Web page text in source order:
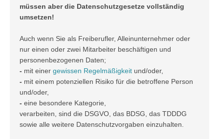
müssen aber die Datenschutzgesetze vollständig
umsetzen!
Auch wenn Sie als Freiberufler, Alleinunternehmer oder
nur einen oder zwei Mitarbeiter beschäftigen und
personenbezogenen Daten;
- mit einer gewissen Regelmäßigkeit und/oder,
- mit einem potenziellen Risiko für die betroffene Person
und/oder,
- eine besondere Kategorie,
verarbeiten, sind die DSGVO, das BDSG, das TDDDG
sowie alle weitere Datenschutzvorgaben einzuhalten.